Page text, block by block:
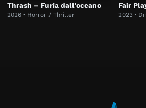
Thrash – Furia dall'oceano
2026 · Horror / Thriller
Fair
2023 ·